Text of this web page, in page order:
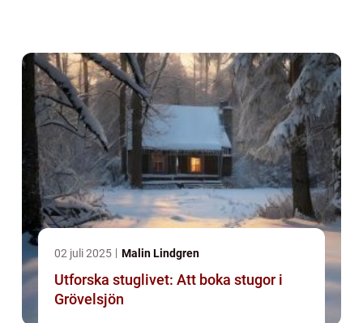
02 juli 2025 Malin Lindgren
Utforska stuglivet: Att boka stugor i
Grövelsjön